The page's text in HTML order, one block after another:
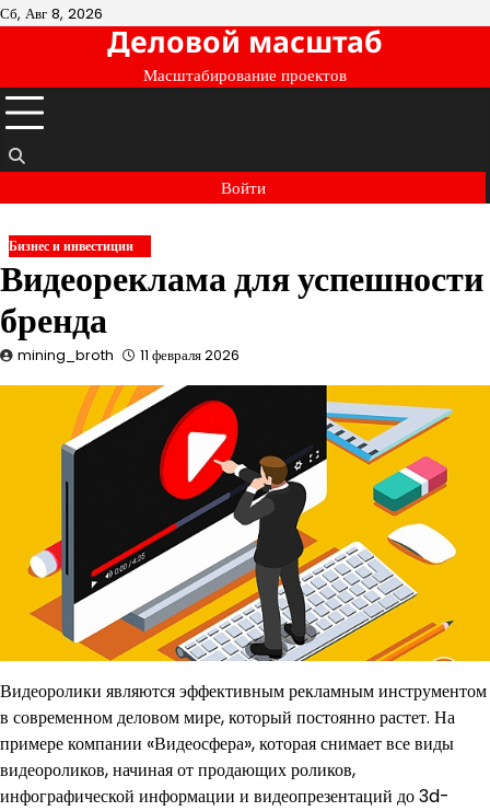
Перейти
Сб, Авг 8, 2026
Деловой масштаб
Масштабирование проектов
Войти
Бизнес и инвестиции
Видеореклама для успешности
бренда
mining_broth 11 февраля 2026
Видеоролики являются эффективным рекламным инструментом
в современном деловом мире, который постоянно растет. На
примере компании «Видеосфера», которая снимает все виды
видеороликов, начиная от продающих роликов,
инфографической информации и видеопрезентаций до 3d-